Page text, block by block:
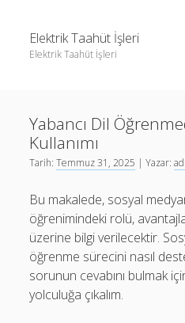
Elektrik Taahüt İşleri
Elektrik Taahüt İşleri
Liste
Sayfa Listesi
Ücretsiz Instagram Bayan Takipçi
Instagram Gizli Story İzleme
Sayfa Listesi
Tiktok Takipçi Hilesi Şifresiz
Ücretsiz Instagram Bayan
Yabancı Dil
Kullanımı
Tarih:Temmuz 31, 2025 | Yazar:
Bu makalede, sosyal
öğrenimindeki rolü,
üzerine bilgi verilecektir.
öğrenme sürecini nasıl
sorunun cevabını bulmak
yolculuğa çıkalım.